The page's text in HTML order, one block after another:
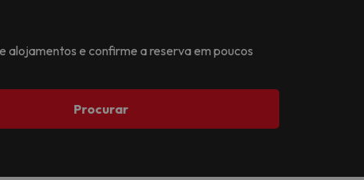
alojamentos e confirme a reserva em poucos
Procurar